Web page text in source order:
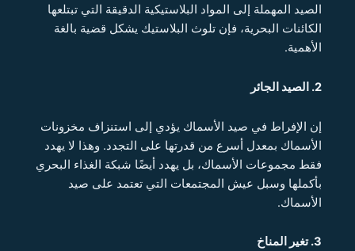
الصيد المهملة إلى المواد البلاستيكية الدقيقة التي تبتلعها
الكائنات البحرية، فإن تلوث البلاستيك يشكل قضية بالغة
الأهمية.
2. الصيد الجائر
إن الإفراط في صيد الأسماك يؤدي إلى استنزاف مخزونات
الأسماك بمعدل أسرع من قدرتها على التجدد. وهذا لا يهدد
فقط مجموعات الأسماك، بل يهدد أيضًا شبكة الغذاء البحري
بأكملها وسبل عيش المجتمعات التي تعتمد على صيد
الأسماك.
3. تغير المناخ